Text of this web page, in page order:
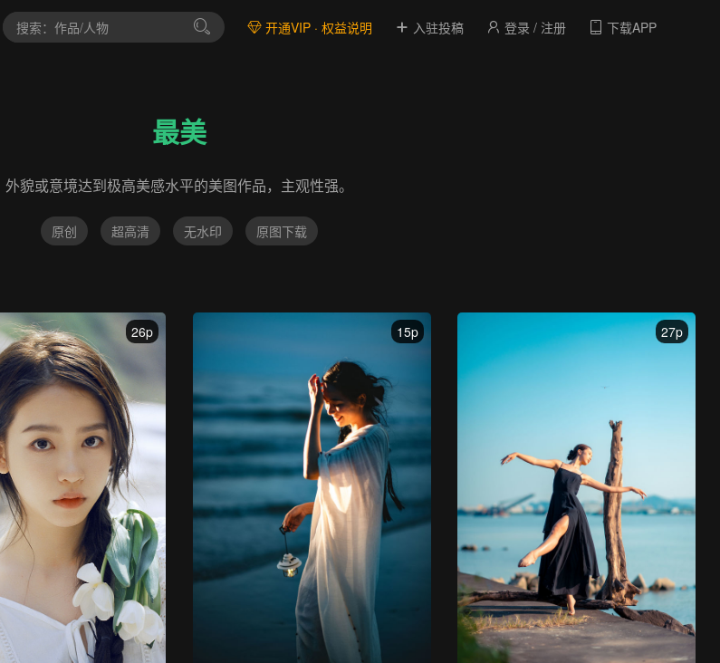
开通VIP · 权益说明 入驻投稿 登录 / 注册 下载APP
最美
外貌或意境达到极高美感水平的美图作品，主观性强。
原创 超高清 无水印 原图下载
26p 15p 27p